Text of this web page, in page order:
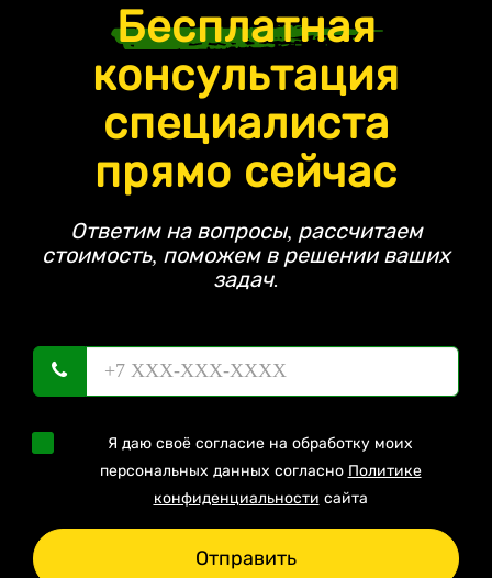
Бесплатная
консультация
специалиста
прямо сейчас
Ответим на вопросы, рассчитаем
стоимость, поможем в решении ваших
задач.
Я даю своё согласие на обработку моих
персональных данных согласно Политике
конфиденциальности сайта
Отправить